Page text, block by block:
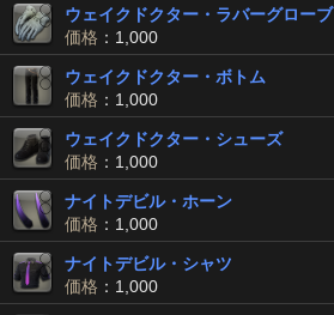
ウェイクドクター・ラバーグローブ
価格 ：1,000
ウェイクドクター・ボトム
価格 ：1,000
ウェイクドクター・シューズ
価格 ：1,000
ナイトデビル・ホーン
価格 ：1,000
ナイトデビル・シャツ
価格 ：1,000